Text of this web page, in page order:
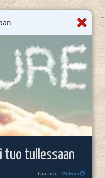
tuo tullessaan
Laatinut: Matsku😒